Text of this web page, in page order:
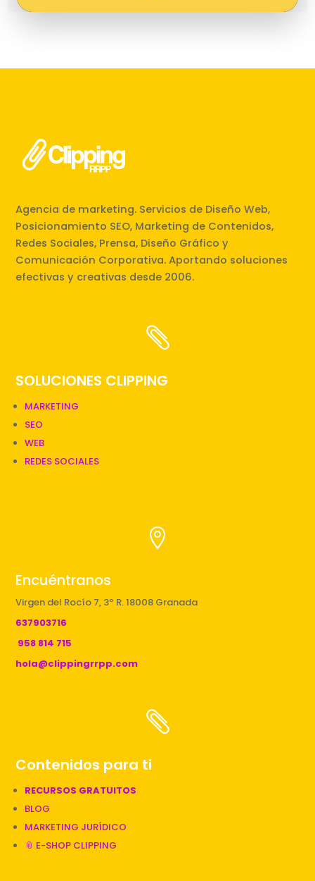
Agencia de marketing. Servicios de Diseño Web,
Posicionamiento SEO, Marketing de Contenidos,
Redes Sociales, Prensa, Diseño Gráfico y
Comunicación Corporativa. Aportando soluciones
efectivas y creativas desde 2006.

SOLUCIONES CLIPPING
MARKETING
SEO
WEB
REDES SOCIALES

Encuéntranos
Virgen del Rocío 7, 3º R. 18008 Granada
637903716
958 814 715
hola@clippingrrpp.com

Contenidos para ti
RECURSOS GRATUITOS
BLOG
MARKETING JURÍDICO
📎 E-SHOP CLIPPING